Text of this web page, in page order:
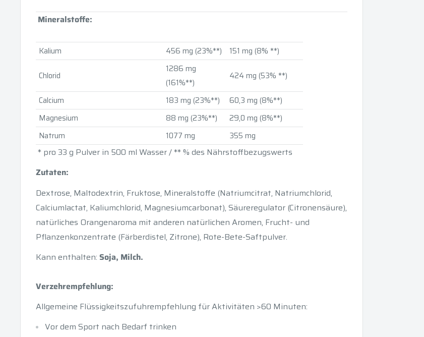
Mineralstoffe:
Kalium 456 mg (23%**) 151 mg (8% **)
Chlorid
1286 mg
(161%**)
424 mg (53% **)
Calcium 183 mg (23%**)
60,3 mg (8%**)
Magnesium
88 mg (23%**)
29,0 mg (8%**)
Natrum
1077 mg 355 mg
* pro 33 g Pulver in 500 ml Wasser / ** % des Nährstoffbezugswerts
Zutaten:
Dextrose, Maltodextrin, Fruktose, Mineralstoffe (Natriumcitrat, Natriumchlorid,
Calciumlactat, Kaliumchlorid, Magnesiumcarbonat), Säureregulator (Citronensäure),
natürliches Orangenaroma mit anderen natürlichen Aromen, Frucht- und
Pflanzenkonzentrate (Färberdistel, Zitrone), Rote-Bete-Saftpulver.
Kann enthalten: Soja, Milch.
Verzehrempfehlung:
Allgemeine Flüssigkeitszufuhrempfehlung für Aktivitäten >60 Minuten:
Vor dem Sport nach Bedarf trinken